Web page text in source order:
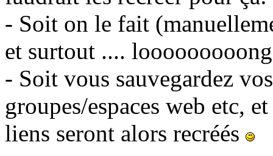
- Soit on le fait
et surtout ....
- Soit vous sauvegardez
groupes/espaces web etc,
liens seront alors recréés